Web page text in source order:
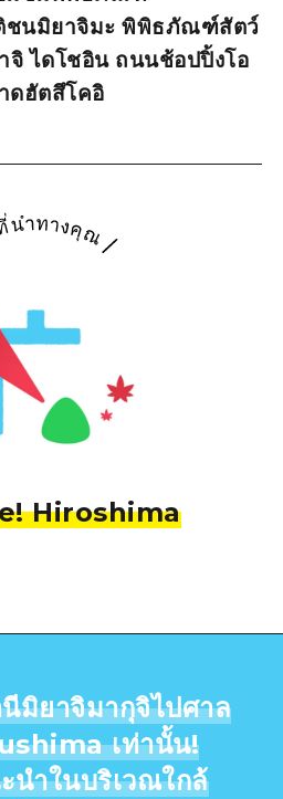
Hiroshima
ชนมิยาจิมะ พิพิธภัณฑ์สัตว์
จิ ไดโชอิน ถนนช้อปปิ้งโอ
ดฮัตสึโคอิ
มิยาจิมากุจิไปศาล
เท่านั้น!
นำในบริเวณใกล้